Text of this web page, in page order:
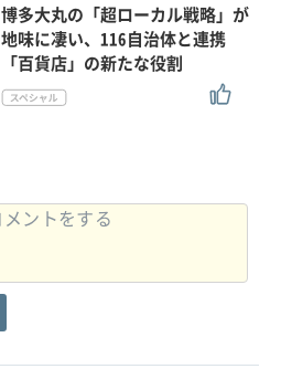
博多大丸の「超ローカル戦略」が
地味に凄い、116自治体と連携
「百貨店」の新たな役割